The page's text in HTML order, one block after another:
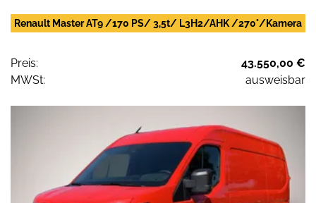
Renault Master AT9 /170 PS/ 3,5t/ L3H2/AHK /270°/Kamera
Preis:
43.550,00 €
MWSt:
ausweisbar